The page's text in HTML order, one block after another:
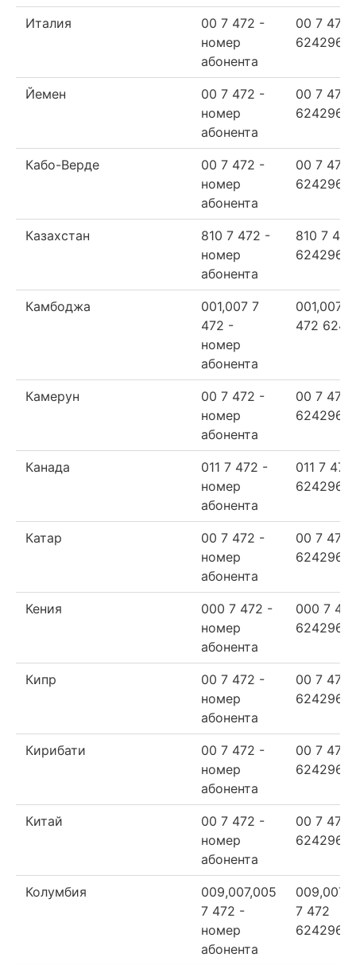
Италия
00 7 472 -
номер
абонента
00 7 472
624296
Йемен
00 7 472 -
номер
абонента
00 7 472
624296
Кабо-Верде
00 7 472 -
номер
абонента
00 7 472
624296
Казахстан
810 7 472 -
номер
абонента
810 7 472
624296
Камбоджа
001,007 7
472 -
номер
абонента
001,007 7
472
Камерун
00 7 472 -
номер
абонента
00 7 472
624296
Канада
011 7 472 -
номер
абонента
011 7 472
624296
Катар
00 7 472 -
номер
абонента
00 7 472
624296
Кения
000 7 472 -
номер
абонента
000 7
624296
Кипр
00 7 472 -
номер
абонента
00 7 472
624296
Кирибати
00 7 472 -
номер
абонента
00 7 472
624296
Китай
00 7 472 -
номер
абонента
00 7 472
624296
Колумбия
009,007,005
7 472 -
номер
абонента
7 472
624296